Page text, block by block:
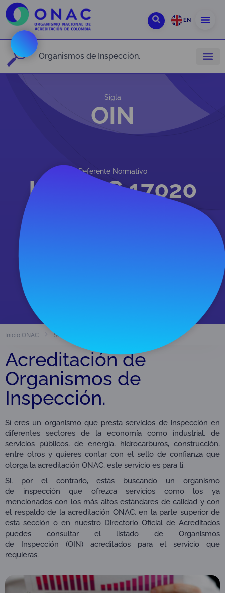
EN
Organismos de Inspección.
Sigla
OIN
Referente Normativo
ISO/IEC 17020
Inicio ONAC Servicios OIN Organismos de inspección
Acreditación de
Organismos de
Inspección.
Sí eres un organismo que presta servicios de inspección en
diferentes sectores de la economía como industrial, de
servicios públicos, de energía, hidrocarburos, construcción,
entre otros y quieres contar con el sello de confianza que
otorga la acreditación ONAC, este servicio es para ti.
Si, por el contrario, estás buscando un organismo
de inspección que ofrezca servicios como los ya
mencionados con los más altos estándares de calidad y con
el respaldo de la acreditación ONAC, en la parte superior de
esta sección o en nuestro Directorio Oficial de Acreditados
puedes consultar el listado de Organismos
de Inspección (OIN) acreditados para el servicio que
requieras.